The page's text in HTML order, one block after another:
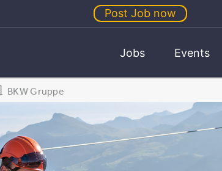
Post Job now
Jobs Events
BKW Gruppe